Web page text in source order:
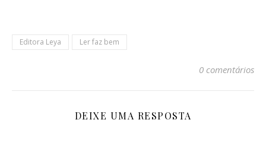
Editora Leya Ler faz bem
0 comentários
DEIXE UMA RESPOSTA